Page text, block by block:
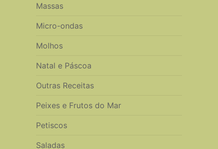
Massas
Micro-ondas
Molhos
Natal e Páscoa
Outras Receitas
Peixes e Frutos do Mar
Petiscos
Saladas